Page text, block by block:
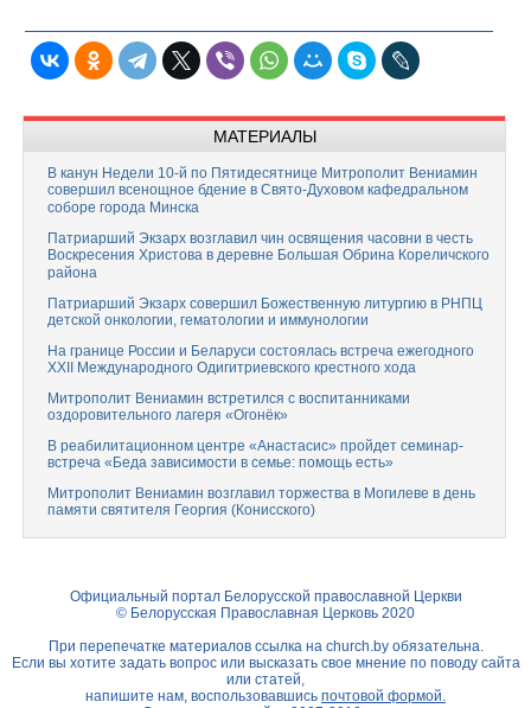
МАТЕРИАЛЫ
В канун Недели 10-й по Пятидесятнице Митрополит Вениамин
совершил всенощное бдение в Свято-Духовом кафедральном
соборе города Минска
Патриарший Экзарх возглавил чин освящения часовни в честь
Воскресения Христова в деревне Большая Обрина Кореличского
района
Патриарший Экзарх совершил Божественную литургию в РНПЦ
детской онкологии, гематологии и иммунологии
На границе России и Беларуси состоялась встреча ежегодного
XXII Международного Одигитриевского крестного хода
Митрополит Вениамин встретился с воспитанниками
оздоровительного лагеря «Огонёк»
В реабилитационном центре «Анастасис» пройдет семинар-
встреча «Беда зависимости в семье: помощь есть»
Митрополит Вениамин возглавил торжества в Могилеве в день
памяти святителя Георгия (Конисского)
Официальный портал Белорусской православной Церкви
© Белорусская Православная Церковь 2020
При перепечатке материалов ссылка на church.byобязательна.
Если вы хотите задать вопрос или высказать свое мнение по поводу сайта
или статей,
напишите нам, воспользовавшись почтовой формой.